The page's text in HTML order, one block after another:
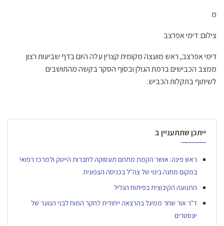
מ
צילום: דימי אפרצב
דימיאפרצב, ראש מועצהמקומיתקצריןעלההיום בדףשביעותרצון
ממצב הכבישיםברמתהגולןובסוףהסקרבקשהמהתושבים
לשיתוףבתקלותהכביש.
ייתכן שתתעניין ב
ראש פינה: אושר הקמת מתחם תעסוקה לחברות הייטק ולמרכז רפואי
במקום מחנה בינוי של צה"ל בכניסה הצפונית
התנועה הקיבוצית בפיתוח הגליל
ד"ר אור שחר ממיגל בהרצאה ייחודית לחקר המוח לבני הנוער של
יונסטרים